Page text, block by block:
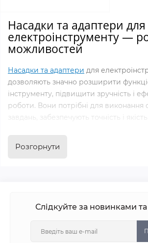
Насадки та адаптери для
електроінструменту —
можливостей
Насадки та адаптери для
дозволяють значно розширити
інструменту, підвищити зручність і
роботи. Вони потрібні для виконання
завдань, забезпечують точність і
великий вибір насадок і адаптерів
адаптерів
Універсальність. Підходять для
різними моделями інструментів.
Розгорнути
Слідкуйте за новинками